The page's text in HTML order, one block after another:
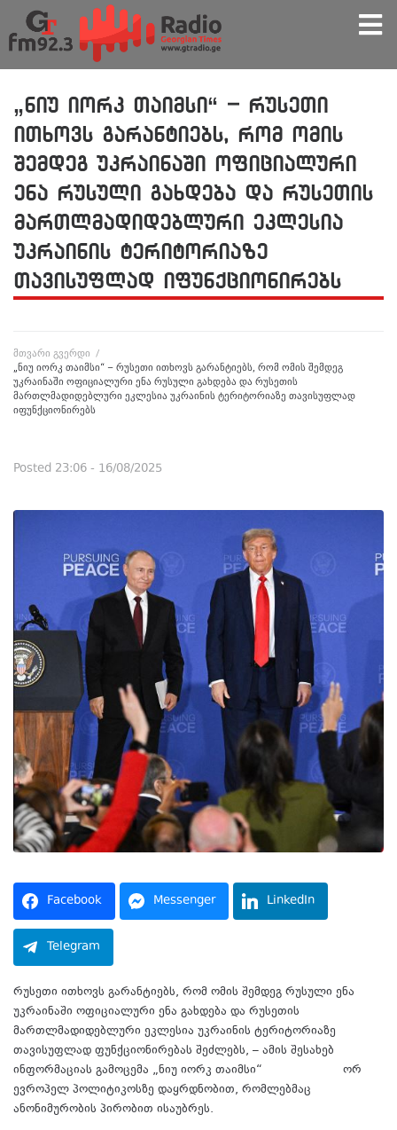
„ნიუ იორკ თაიმსი“ – რუსეთი
ითხოვს გარანტიებს, რომ ომის
შემდეგ უკრაინაში ოფიციალური
ენა რუსული გახდება და რუსეთის
მართლმადიდებლური ეკლესია
უკრაინის ტერიტორიაზე
თავისუფლად იფუნქციონირებს
მთვარი გვერდი /
„ნიუ იორკ თაიმსი“ – რუსეთი ითხოვს გარანტიებს, რომ ომის შემდეგ
უკრაინაში ოფიციალური ენა რუსული გახდება და რუსეთის
მართლმადიდებლური ეკლესია უკრაინის ტერიტორიაზე თავისუფლად
იფუნქციონირებს
Posted 23:06 - 16/08/2025
Facebook Messenger LinkedIn
Telegram
რუსეთი ითხოვს გარანტიებს, რომ ომის შემდეგ რუსული ენა
უკრაინაში ოფიციალური ენა გახდება და რუსეთის
მართლმადიდებლური ეკლესია უკრაინის ტერიტორიაზე
თავისუფლად ფუნქციონირებას შეძლებს, – ამის შესახებ
ინფორმაციას გამოცემა „ნიუ იორკ თაიმსი“
ორ
ევროპელ პოლიტიკოსზე დაყრდნობით, რომლებმაც
ანონიმურობის პირობით ისაუბრეს.